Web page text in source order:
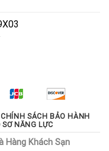
₫.
1.785.000 ₫.
CHÍNH SÁCH BẢO HÀNH
SƠ NĂNG LỰC
Hàng Khách Sạn